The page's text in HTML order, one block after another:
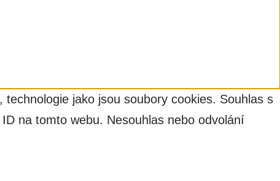
jako jsou soubory cookies. Souhlas s
na tomto webu. Nesouhlas nebo odvolání